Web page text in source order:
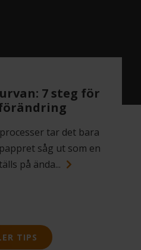
7 steg för
tar det bara
såg ut som en
på ända...
TIPS